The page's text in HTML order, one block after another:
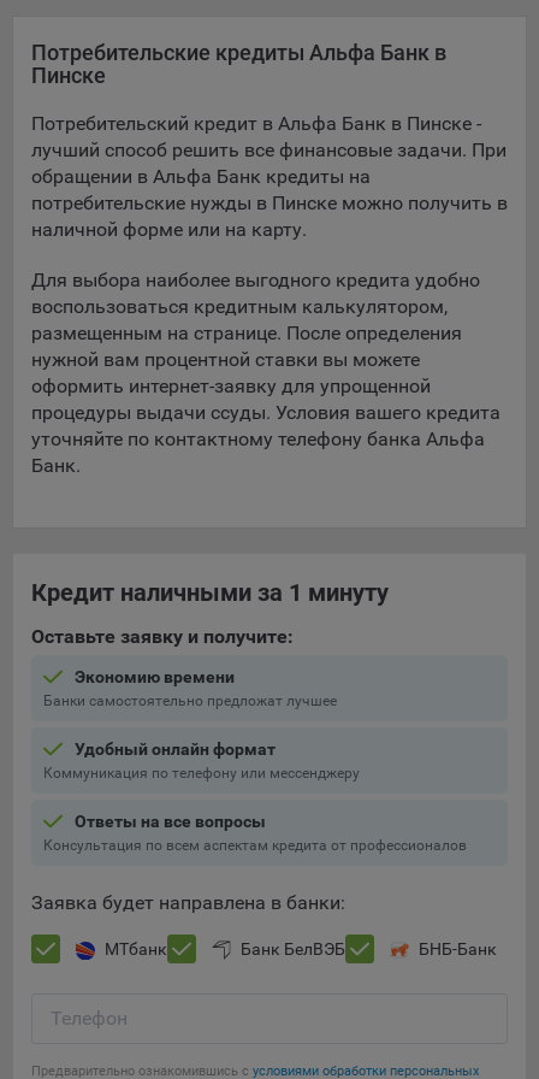
пользователей с сайтом.
9.3. Файлы cookie предпочтений, например, для настройки
контента. Данные файлы cookie собирают информацию о
выборе пользователя на сайте и его предпочтениях и
позволяют Обществу «запомнить» информацию о
выбранном пользователем городе и других местных
настройках для того, чтобы соответствующим образом
настраивать сайт.
9.4. Аналитические файлы cookie, например
Яндекс.Метрика, Google Analytics. Данные файлы cookie
собирают информацию о том, как пользователь
использовал сайты, и позволяют Обществу вносить в них
улучшения.
Аналитические файлы cookie показывают, какие страницы
сайта Общества посещаются чаще всего, помогают
выявлять трудности, возникающие при использовании
анализа трафика на сайтах.
9.5. Файлы cookie, применяемые для определения целевой
аудитории и в рекламных целях, например Яндекс.Метрика,
Google Analytics.
Технические/Функциональные, хранятся не более года;
Необходимые для функционирования веб-аналитических
(статистические), установлены на сервере Общества и не
передаются третьим лицам, часть из которых хранятся во
наиболее и наименее популярные страницы и принимать
предпочтений пользователей.
Потребительские кредиты Альфа Банк в
Пинске
Потребительский кредит в Альфа Банк в Пинске -
лучший способ решить все финансовые задачи. При
обращении в Альфа Банк кредиты на
потребительские нужды в Пинске можно получить в
наличной форме или на карту.
Для выбора наиболее выгодного кредита удобно
воспользоваться кредитным калькулятором,
размещенным на странице. После определения
нужной вам процентной ставки вы можете
оформить интернет-заявку для упрощенной
процедуры выдачи ссуды. Условия вашего кредита
уточняйте по контактному телефону банка Альфа
Банк.
Кредит наличными за 1 минуту
Оставьте заявку и получите:
Экономию времени
Банки самостоятельно предложат лучшее
Удобный онлайн формат
Коммуникация по телефону или мессенджеру
Ответы на все вопросы
Консультация по всем аспектам кредита от профессионалов
Заявка будет направлена в банки:
МТбанк Банк БелВЭБ БНБ-Банк
Телефон
Предварительно ознакомившись с условиями обработки персональных